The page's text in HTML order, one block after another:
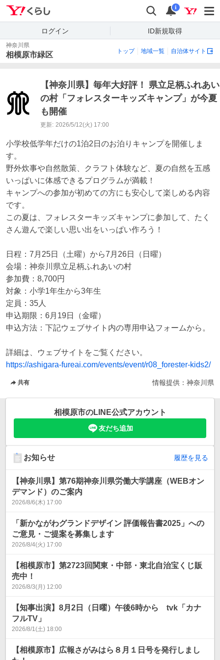
検索 通知
i
ログイン ID新規取得
神奈川県
相模原市緑区 トップ 地域一覧 自治体サイト
【神奈川県】毎年大好評！ 県立足柄ふれあい
の村「フォレスターキッズキャンプ」が今夏
も開催
更新: 2026/5/12(火) 17:00
小学校低学年だけの1泊2日のお泊りキャンプを開催しま
す。
野外炊事や自然散策、クラフト体験など、夏の自然を五感
いっぱいに体感できるプログラムが満載！
キャンプへの参加が初めての方にも安心して楽しめる内容
です。
この夏は、フォレスターキッズキャンプに参加して、たく
さん遊んで楽しい思い出をいっぱい作ろう！
日程：7月25日（土曜）から7月26日（日曜）
会場：神奈川県立足柄ふれあいの村
参加費：8,700円
対象：小学1年生から3年生
定員：35人
申込期限：6月19日（金曜）
申込方法：下記ウェブサイト内の専用申込フォームから。
https://ashigara-fureai.com/events/event/r08_forester-kids2/
共有 情報提供： 神奈川県
相模原市のLINE公式アカウント
友だち追加
お知らせ 履歴を見る
【神奈川県】第76期神奈川県労働大学講座（WEBオン
デマンド）のご案内
2026/8/6(木) 17:00
「新かながわグランドデザイン 評価報告書2025」への
ご意見・ご提案を募集します
2026/8/4(火) 17:00
【相模原市】第2723回関東・中部・東北自治宝くじ販
売中！
2026/8/3(月) 12:00
【知事出演】8月2日（日曜）午後6時から tvk「カナ
フルTV」
2026/8/1(土) 18:00
【相模原市】広報さがみはら８月１日号を発行しまし